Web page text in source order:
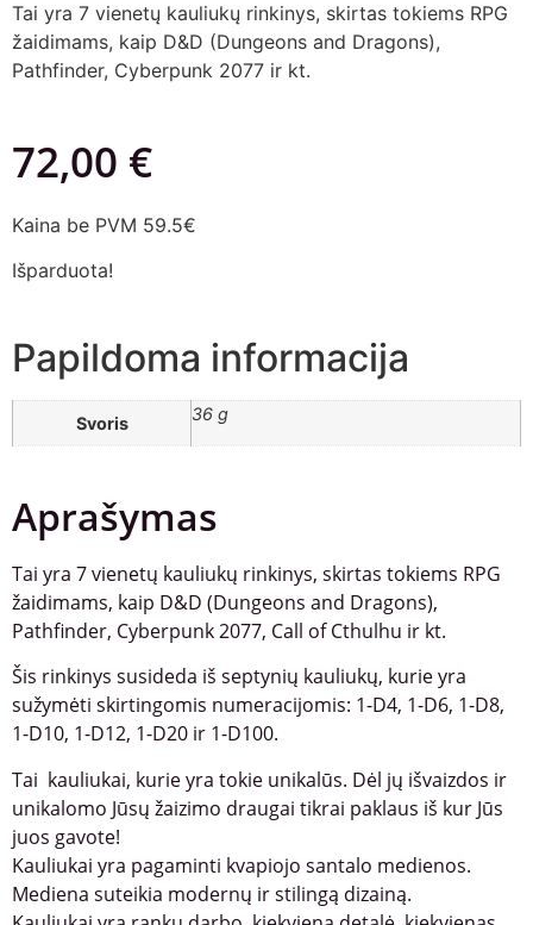
Tai yra 7 vienetų kauliukų rinkinys, skirtas tokiems RPG
žaidimams, kaip D&D (Dungeons and Dragons),
Pathfinder, Cyberpunk 2077 ir kt.
72,00 €
Kaina be PVM 59.5€
Išparduota!
Papildoma informacija
Svoris 36 g
Aprašymas
Tai yra 7 vienetų kauliukų rinkinys, skirtas tokiems RPG
žaidimams, kaip D&D (Dungeons and Dragons),
Pathfinder, Cyberpunk 2077, Call of Cthulhu ir kt.
Šis rinkinys susideda iš septynių kauliukų, kurie yra
sužymėti skirtingomis numeracijomis: 1-D4, 1-D6, 1-D8,
1-D10, 1-D12, 1-D20 ir 1-D100.
Tai kauliukai, kurie yra tokie unikalūs. Dėl jų išvaizdos ir
unikalomo Jūsų žaizimo draugai tikrai paklaus iš kur Jūs
juos gavote!
Kauliukai yra pagaminti kvapiojo santalo medienos.
Mediena suteikia modernų ir stilingą dizainą.